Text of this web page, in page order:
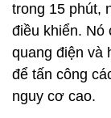
trong 15 phút,
điều khiển. Nó
quang điện và
để tấn công
nguy cơ cao.